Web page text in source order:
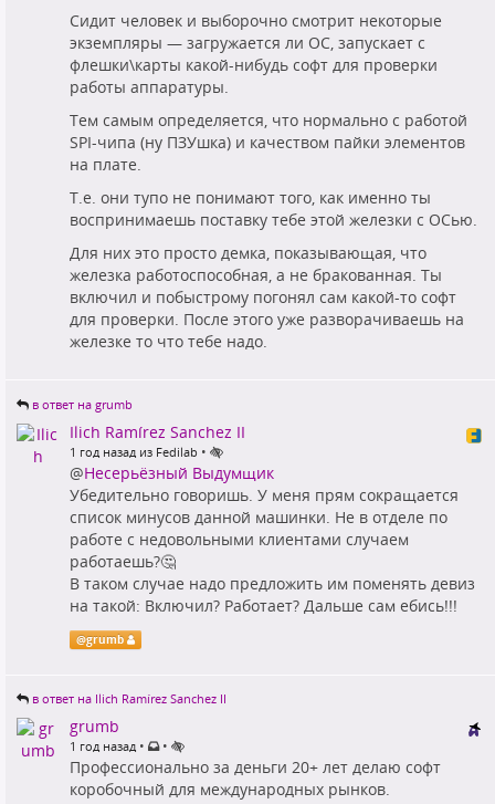
Сидит человек и выборочно смотрит некоторые
экземпляры — загружается ли ОС, запускает с
флешки\карты какой-нибудь софт для проверки
работы аппаратуры.
Тем самым определяется, что нормально с работой
SPI-чипа (ну ПЗУшка) и качеством пайки элементов
на плате.
Т.е. они тупо не понимают того, как именно ты
воспринимаешь поставку тебе этой железки с ОСью.
Для них это просто демка, показывающая, что
железка работоспособная, а не бракованная. Ты
включил и побыстрому погонял сам какой-то софт
для проверки. После этого уже разворачиваешь на
железке то что тебе надо.
в ответ на grumb
Ilich Ramírez Sanchez II
1 год назад из Fedilab •
@Несерьёзный Выдумщик
Убедительно говоришь. У меня прям сокращается
список минусов данной машинки. Не в отделе по
работе с недовольными клиентами случаем
работаешь?🤔
В таком случае надо предложить им поменять девиз
на такой: Включил? Работает? Дальше сам ебись!!!
@grumb
в ответ на Ilich Ramírez Sanchez II
grumb
1 год назад • •
Профессионально за деньги 20+ лет делаю софт
коробочный для международных рынков.